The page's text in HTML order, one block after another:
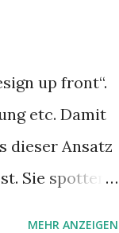
up front“.
etc. Damit
dieser Ansatz
Sie spotten,
MEHR ANZEIGEN